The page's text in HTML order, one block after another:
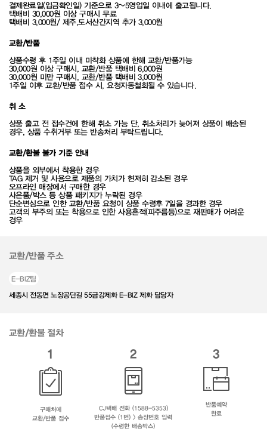
결제완료일(입금확인일) 기준으로 3~5영업일 이내에 출고됩니다.
택배비 30,000원 이상 구매시 무료
택배비 3,000원/ 제주,도서산간지역 추가 3,000원
교환/반품
상품수령 후 1주일 이내 미착화 상품에 한해 교환/반품가능
30,000원 이상 구매시, 교환/반품 택배비 6,000원
30,000원 미만 구매시, 교환/반품 택배비 3,000원
1주일 이후 교환/반품 접수 시, 요청자동철회될 수 있습니다.
취 소
상품 출고 전 접수건에 한해 취소 가능 단, 취소처리가 늦어져 상품이 배송된
경우, 상품 수취거부 또는 반송처리 부탁드립니다.
교환/환불 불가 기준 안내
상품을 외부에서 착용한 경우
TAG 제거 및 사용으로 제품의 가치가 현저히 감소된 경우
오프라인 매장에서 구매한 경우
사은품/박스 등 상품 패키지가 누락된 경우
단순변심으로 인한 교환/반품 요청이 상품 수령후 7일을 경과한 경우
고객의 부주의 또는 착용으로 인한 사용흔적(피주름등)으로 재판매가 어려운
경우
교환/반품 주소
E-BIZ팀
세종시 전동면 노장공단길 55금강제화 E-BIZ 제화 담당자
교환/환불 절차
1
구매처에
교환/반품 접수
2
CJ택배 전화 (1588-5353)
반품접수 (1번) > 송장번호 입력
(수령한 배송박스)
3
반품예약
완료